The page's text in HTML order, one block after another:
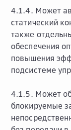
4.1.4. Может
статический
также
обеспечения
повышения
подсистеме
4.1.5. Может
блокируемые